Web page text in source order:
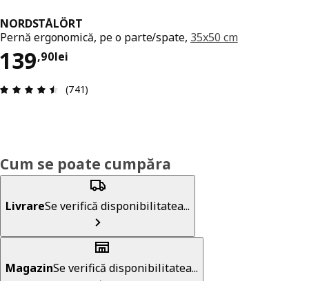
NORDSTÅLÖRT
Pernă ergonomică, pe o parte/spate, 35x50 cm
139,90lei
Preț 139,90lei
Prezentare generală: 4.5 din 5 stele Total
(741)
Cum se poate cumpăra
LivrareSe verifică disponibilitatea...
MagazinSe verifică disponibilitatea...